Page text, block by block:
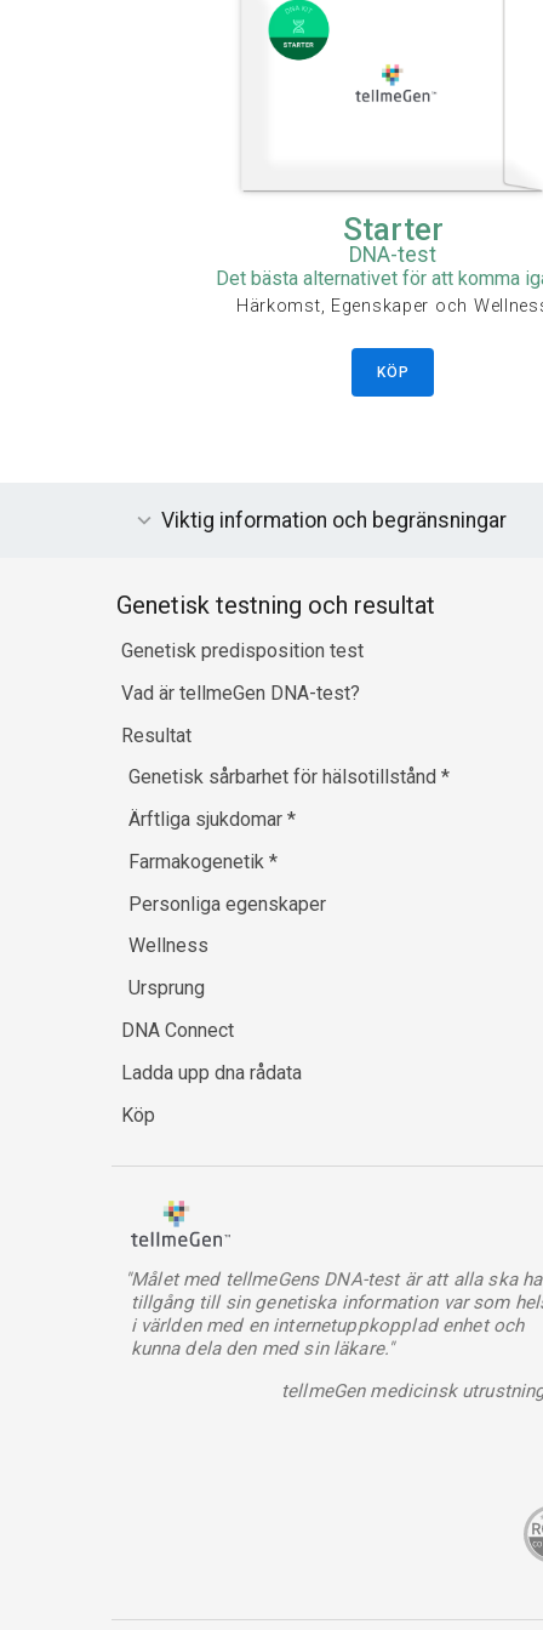
Starter
DNA-test
Det bästa alternativet för att komma
Härkomst, Egenskaper och
KÖP
Viktig information och begränsningar
Genetisk testning och resultat
Genetisk predisposition test
Vad är tellmeGen DNA-test?
Resultat
Genetisk sårbarhet för hälsotillstånd *
Ärftliga sjukdomar *
Farmakogenetik *
Personliga egenskaper
Wellness
Ursprung
DNA Connect
Ladda upp dna rådata
Köp
"Målet med tellmeGens DNA-test är att alla ska ha
tillgång till sin genetiska information var som
i världen med en internetuppkopplad enhet och
kunna dela den med sin läkare."
tellmeGen medicinsk